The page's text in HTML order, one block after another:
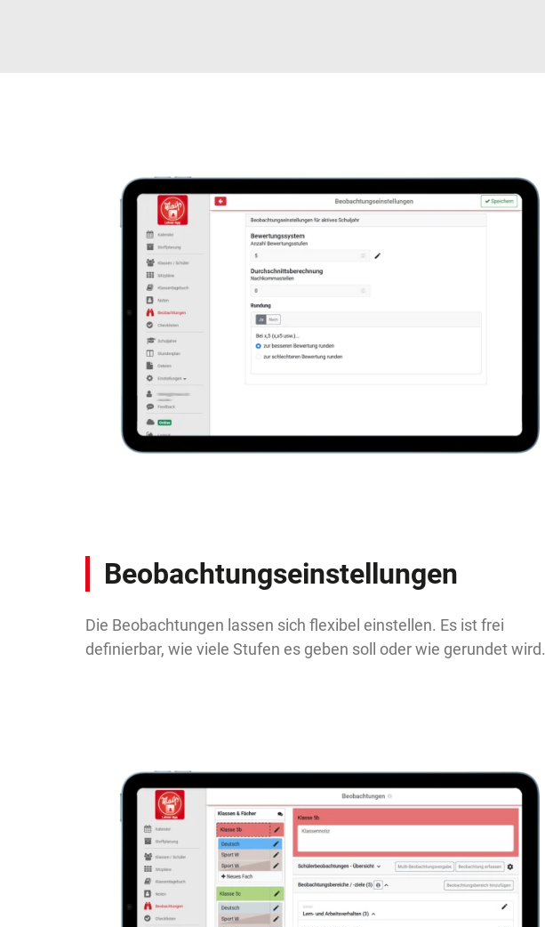
Beobachtungseinstellungen
Die Beobachtungen lassen sich flexibel einstellen. Es ist frei
definierbar, wie viele Stufen es geben soll oder wie gerundet wird.